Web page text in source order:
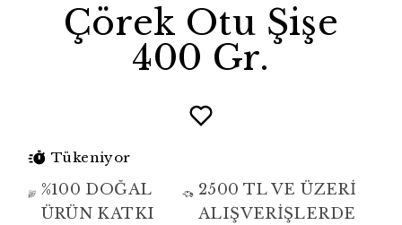
Çörek Otu Şişe
400 Gr.
Tükeniyor
%100 DOĞAL
ÜRÜN KATKI
2500 TL VE ÜZERİ
ALIŞVERİŞLERDE